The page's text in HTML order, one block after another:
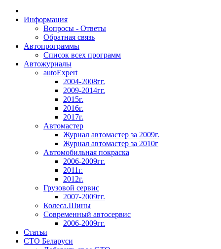
Информация
Вопросы - Ответы
Обратная связь
Автопрограммы
Список всех программ
Автожурналы
autoExpert
2004-2008гг.
2009-2014гг.
2015г.
2016г.
2017г.
Автомастер
Журнал автомастер за 2009г.
Журнал автомастер за 2010г
Автомобильная покраска
2006-2009гг.
2011г.
2012г.
Грузовой сервис
2007-2009гг.
Колеса.Шины
Современный автосервис
2006-2009гг.
Статьи
СТО Беларуси